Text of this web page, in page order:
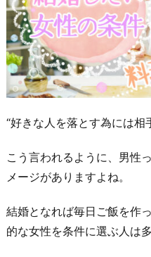
“好きな人を落とす為には相
こう言われるように、男性
メージがありますよね。
結婚となれば毎日ご飯を作
的な女性を条件に選ぶ人は